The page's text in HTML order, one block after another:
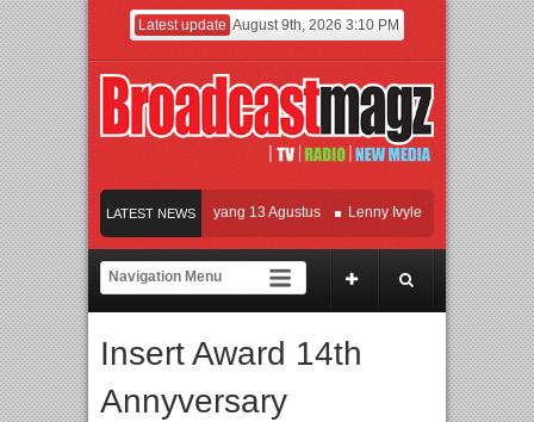
Latest update August 9th, 2026 3:10 PM
LATEST NEWS
KETOK MEJIK Siap Tayang 13 Agustus Lenny Ivylen: 26 Tahun Jaga
dan Universitas Agung Podomoro Jalin Kerja Sama Pendidikan dan Riset
Insert Award 14th
Annyversary